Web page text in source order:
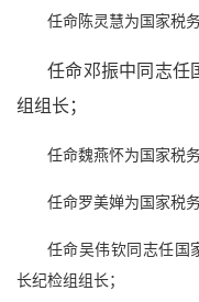
任命陈灵慧为国家税
任命邓振中同志任
组组长；
任命魏燕怀为国家税
任命罗美婵为国家税
任命吴伟钦同志任国
长纪检组组长；